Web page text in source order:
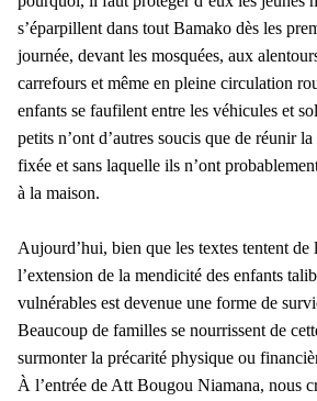
s’éparpillent dans tout Bamako dès les
journée, devant les mosquées, aux
carrefours et même en pleine circulation
enfants se faufilent entre les véhicules et
petits n’ont d’autres soucis que de réunir
fixée et sans laquelle ils n’ont
à la maison.
Aujourd’hui, bien que les textes tentent de
l’extension de la mendicité des enfants
vulnérables est devenue une forme de
Beaucoup de familles se nourrissent de
surmonter la précarité physique ou
À l’entrée de Att Bougou Niamana, nous